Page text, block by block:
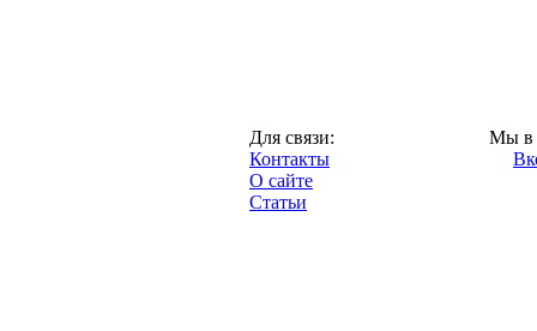
Для связи:
Контакты
О сайте
Статьи
Мы в